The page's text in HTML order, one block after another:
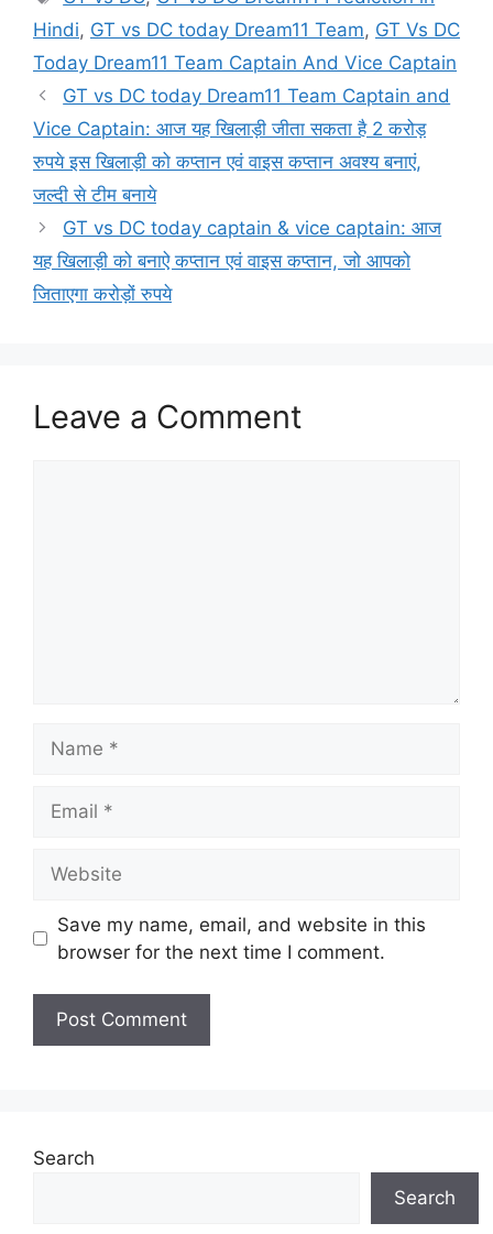
Hindi, GT vs DC today Dream11 Team, GT Vs DC
Today Dream11 Team Captain And Vice Captain
GT vs DC today Dream11 Team Captain and
Vice Captain: आज यह खिलाड़ी जीता सकता है 2 करोड़
रुपये इस खिलाड़ी को कप्तान एवं वाइस कप्तान अवश्य बनाएं,
जल्दी से टीम बनाये
GT vs DC today captain & vice captain: आज
यह खिलाड़ी को बनाऐ कप्तान एवं वाइस कप्तान, जो आपको
जिताएगा करोड़ों रुपये
Leave a Comment
Save my name, email, and website in this
browser for the next time I comment.
Search
Search